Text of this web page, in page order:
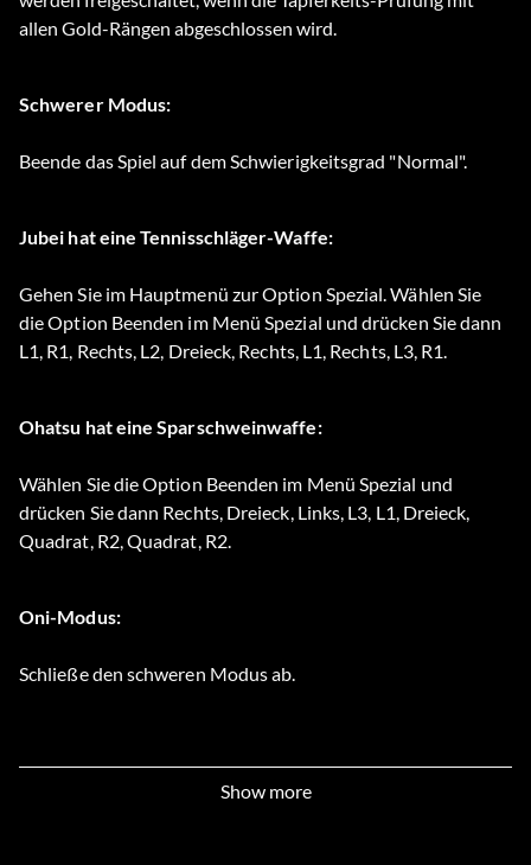
allen Gold-Rängen abgeschlossen wird.
Schwerer Modus:
Beende das Spiel auf dem Schwierigkeitsgrad "Normal".
Jubei hat eine Tennisschläger-Waffe:
Gehen Sie im Hauptmenü zur Option Spezial. Wählen Sie
die Option Beenden im Menü Spezial und drücken Sie dann
L1, R1, Rechts, L2, Dreieck, Rechts, L1, Rechts, L3, R1.
Ohatsu hat eine Sparschweinwaffe:
Wählen Sie die Option Beenden im Menü Spezial und
drücken Sie dann Rechts, Dreieck, Links, L3, L1, Dreieck,
Quadrat, R2, Quadrat, R2.
Oni-Modus:
Schließe den schweren Modus ab.
Gehen Sie im Hauptmenü zur Option Spezial. Wählen Sie
Show more